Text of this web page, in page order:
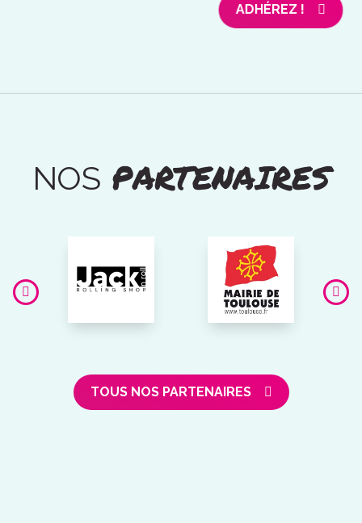
ADHÉREZ !
NOSPARTENAIRES
TOUS NOS PARTENAIRES